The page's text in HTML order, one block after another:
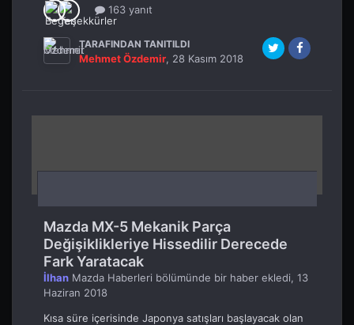
163 yanıt
TARAFINDAN TANITILDI
Mehmet Özdemir, 28 Kasım 2018
Mazda MX-5 Mekanik Parça
Değişiklikleriye Hissedilir Derecede
Fark Yaratacak
İlhan Mazda Haberleri bölümünde bir haber ekledi, 13
Haziran 2018
Kısa süre içerisinde Japonya satışları başlayacak olan